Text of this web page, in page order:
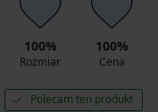
100%
Rozmiar
100%
Cena
Polecam ten produkt